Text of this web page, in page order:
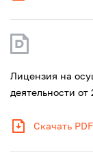
Лицензия на
деятельности от
Скачать PDF